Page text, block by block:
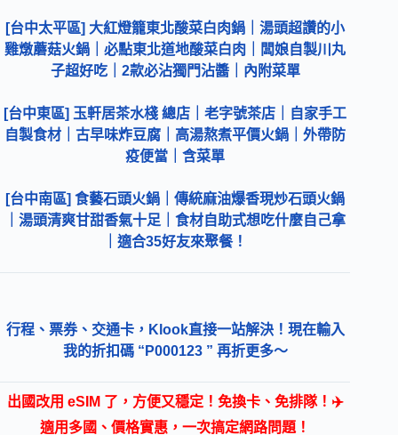
[台中太平區] 大紅燈籠東北酸菜白肉鍋｜湯頭超讚的小
雞燉蘑菇火鍋｜必點東北道地酸菜白肉｜闆娘自製川丸
子超好吃｜2款必沾獨門沾醬｜內附菜單
[台中東區] 玉軒居茶水棧 總店｜老字號茶店｜自家手工
自製食材｜古早味炸豆腐｜高湯熬煮平價火鍋｜外帶防
疫便當｜含菜單
[台中南區] 食藝石頭火鍋｜傳統麻油爆香現炒石頭火鍋
｜湯頭清爽甘甜香氣十足｜食材自助式想吃什麼自己拿
｜適合35好友來聚餐！
行程、票券、交通卡，Klook直接一站解決！現在輸入
我的折扣碼 “P000123 ” 再折更多～
出國改用 eSIM 了，方便又穩定！免換卡、免排隊！✈️
適用多國、價格實惠，一次搞定網路問題！